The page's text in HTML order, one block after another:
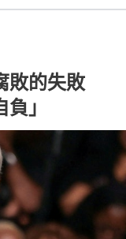
敗的失敗
」